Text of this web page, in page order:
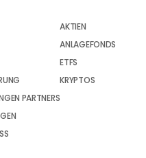
PARTNERS
AKTIEN
ANLAGEFONDS
ETFS
KRYPTOS